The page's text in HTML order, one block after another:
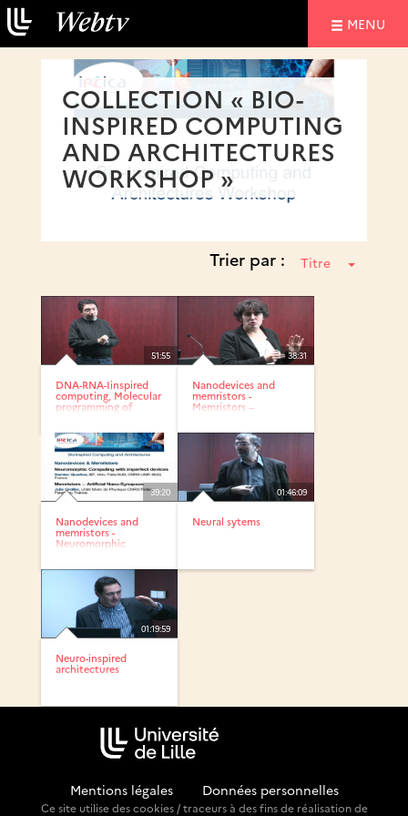
MENU
COLLECTION « BIO-
INSPIRED COMPUTING
AND ARCHITECTURES
WORKSHOP »
Trier par : Titre
51:55
DNA-RNA-Iinspired
computing, Molecular
programming of
38:31
Nanodevices and
memristors -
Memristors –
39:20
Nanodevices and
memristors -
Neuromorphic
01:46:09
Neural sytems
01:19:59
Neuro-inspired
architectures
Mentions légales Données personnelles
Ce site utilise des cookies / traceurs à des fins de réalisation de